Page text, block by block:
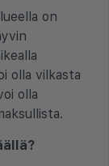
on
olla vilkasta
olla